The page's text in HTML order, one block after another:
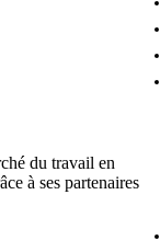
du travail en
à ses partenaires